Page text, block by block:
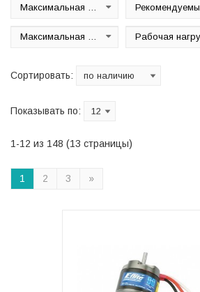
Максимальная нагрузка, А (Все)
Максимальная эффективность, % (Все)
Сортировать:
Показывать по:
1-12 из 148 (13 страницы)
1 2 3 »